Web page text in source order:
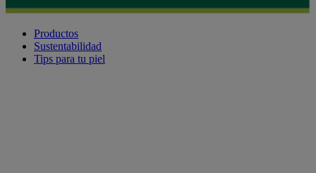
Productos
Sustentabilidad
Tips para tu piel